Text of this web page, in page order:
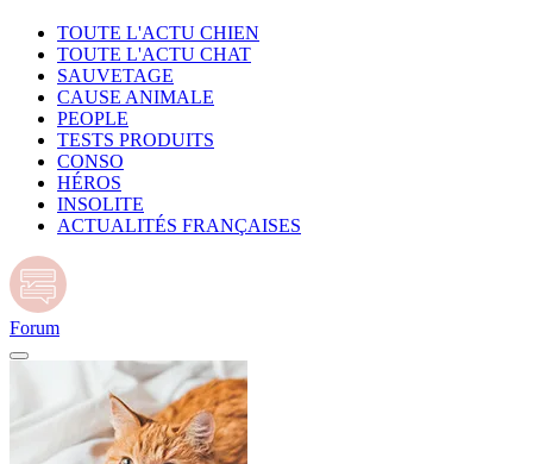
TOUTE L'ACTU CHIEN
TOUTE L'ACTU CHAT
SAUVETAGE
CAUSE ANIMALE
PEOPLE
TESTS PRODUITS
CONSO
HÉROS
INSOLITE
ACTUALITÉS FRANÇAISES
Forum